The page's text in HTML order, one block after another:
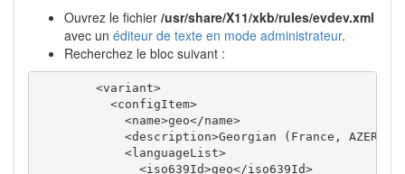
Ouvrez le fichier /usr/share/X11/xkb/rules/evdev.xml
avec un éditeur de texte en mode administrateur.
Recherchez le bloc suivant :
<variant>
<configItem>
<name>geo</name>
<description>Georgian (France, AZERTY
<languageList>
<iso639Id>geo</iso639Id>